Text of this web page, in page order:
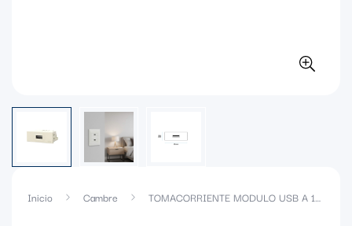
Inicio Cambre TOMACORRIENTE MODULO USB A 100-240VAC 5V 2.5A BLANCO